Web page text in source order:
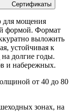
Сертификаты
для мощения
формой. Формат
выложить
устойчивая к
долгие годы.
и набережных.
от 40 до 80
зонах, на